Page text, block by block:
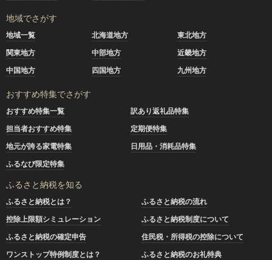
地域でさがす
地域一覧 北海道地方
東北地方
関東地方
中部地方
近畿地方
中国地方
四国地方 九州地方
おすすめ特集でさがす
おすすめ特集一覧
訳あり返礼品特集
担当者おすすめ特集
定期便特集
地元が誇る家電特集
日用品・消耗品特集
ふるなび限定特集
ふるさと納税を知る
ふるさと納税とは？
ふるさと納税の流れ
控除上限額シミュレーション
ふるさと納税制度について
ふるさと納税の確定申告
住民税・所得税の控除について
ワンストップ特例制度とは？
ふるさと納税のお礼特典